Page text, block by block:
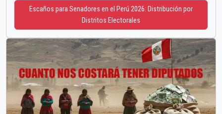
Escaños para Senadores en el Perú 2026: Distribución por
Distritos Electorales